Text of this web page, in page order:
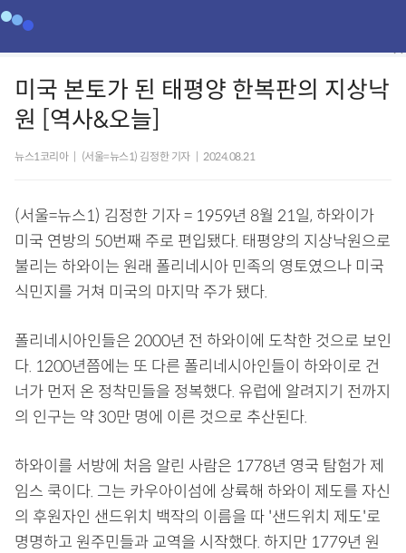
미국 본토가 된 태평양 한복판의 지상낙
원 [역사&오늘]
뉴스1코리아 (서울=뉴스1) 김정한 기자 2024.08.21
(서울=뉴스1) 김정한 기자 = 1959년 8월 21일, 하와이가
미국 연방의 50번째 주로 편입됐다. 태평양의 지상낙원으로
불리는 하와이는 원래 폴리네시아 민족의 영토였으나 미국
식민지를 거쳐 미국의 마지막 주가 됐다.
폴리네시아인들은 2000년 전 하와이에 도착한 것으로 보인
다. 1200년쯤에는 또 다른 폴리네시아인들이 하와이로 건
너가 먼저 온 정착민들을 정복했다. 유럽에 알려지기 전까지
의 인구는 약 30만 명에 이른 것으로 추산된다.
하와이를 서방에 처음 알린 사람은 1778년 영국 탐험가 제
임스 쿡이다. 그는 카우아이섬에 상륙해 하와이 제도를 자신
의 후원자인 샌드위치 백작의 이름을 따 '샌드위치 제도'로
명명하고 원주민들과 교역을 시작했다. 하지만 1779년 원